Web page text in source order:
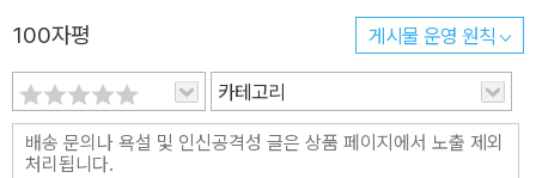
의 수는 600만을 훌쩍 넘겼다. 1인 가구의 비율은 해마다 가파르게
상승해 이제는 전체의 30퍼센트에 달한다. 열에 셋은 혼자 밥을 먹
고, 혼자 놀고, 혼자 있다가 혼자 잠을 자며 일상의 대부분을 보낸다는
말이다. 연구에 따르면 고독은 하루에 담배 15개비를 피는 것과 맞먹
는 효과가 있으며, 또 고독한 사람은 물리적인 구타를 당하는 것과 같
100자평 게시물 운영 원칙
카테고리